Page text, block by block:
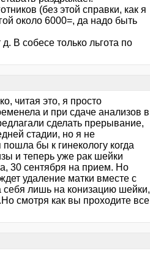
(без этой справки, как я
около 6000=, да надо быть
В собесе только льгота по
читая это, я просто
и при сдаче анализов в
сделать прерывание,
стадии, но я не
бы к гинекологу когда
и теперь уже рак шейки
30 сентября на прием. Но
удаление матки вместе с
себя лишь на конизацию шейки,
смотря как вы проходите все